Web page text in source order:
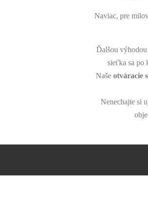
Naviac, pre
Ďalšou výhodou
sieťka sa po
Naše otváracie
Nenechajte si